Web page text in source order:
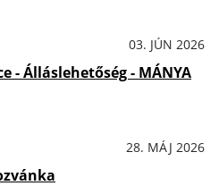
03. JÚN 2026
- Álláslehetőség - MÁNYA
28. MÁJ 2026